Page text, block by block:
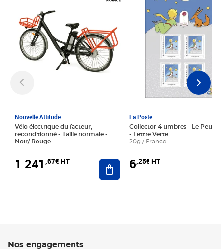
Nouvelle Attitude
Vélo électrique du facteur,
reconditionné - Taille normale -
Noir/ Rouge
1 241 ,67€ HT Ajouter au panier
La Poste
Collector 4 timbres - Le Petit
- Lettre Verte
20g / France
6,25€ HT
Nos engagements